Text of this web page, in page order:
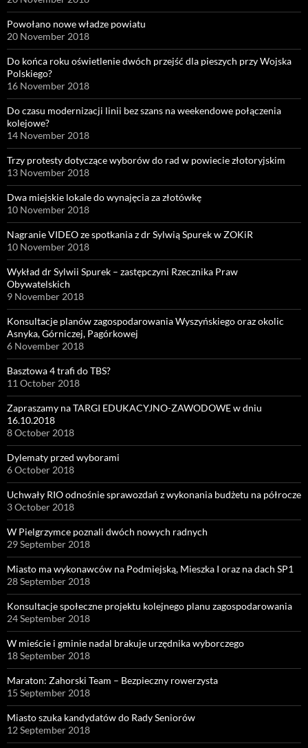
Powołano nowe władze powiatu
20 November 2018
Do końca roku oświetlenie dwóch przejść dla pieszych przy Wojska
Polskiego?
16 November 2018
Do czasu modernizacji linii bez szans na weekendowe połączenia
kolejowe?
14 November 2018
Trzy protesty dotyczące wyborów do rad w powiecie złotoryjskim
13 November 2018
Dwa miejskie lokale do wynajęcia za złotówkę
10 November 2018
Nagranie VIDEO ze spotkania z dr Sylwią Spurek w ZOKiR
10 November 2018
Wykład dr Sylwii Spurek – zastępczyni Rzecznika Praw
Obywatelskich
9 November 2018
Konsultacje planów zagospodarowania Wyszyńskiego oraz okolic
Asnyka, Górniczej, Pagórkowej
6 November 2018
Basztowa 4 trafi do TBS?
11 October 2018
Zapraszamy na TARGI EDUKACYJNO-ZAWODOWE w dniu
16.10.2018
8 October 2018
Dylematy przed wyborami
6 October 2018
Uchwały RIO odnośnie sprawozdań z wykonania budżetu na półrocze
3 October 2018
W Pielgrzymce poznali dwóch nowych radnych
29 September 2018
Miasto ma wykonawców na Podmiejską, Mieszka I oraz na dach SP1
28 September 2018
Konsultacje społeczne projektu kolejnego planu zagospodarowania
24 September 2018
W mieście i gminie nadal brakuje urzędnika wyborczego
18 September 2018
Maraton: Zahorski Team – Bezpieczny rowerzysta
15 September 2018
Miasto szuka kandydatów do Rady Seniorów
12 September 2018